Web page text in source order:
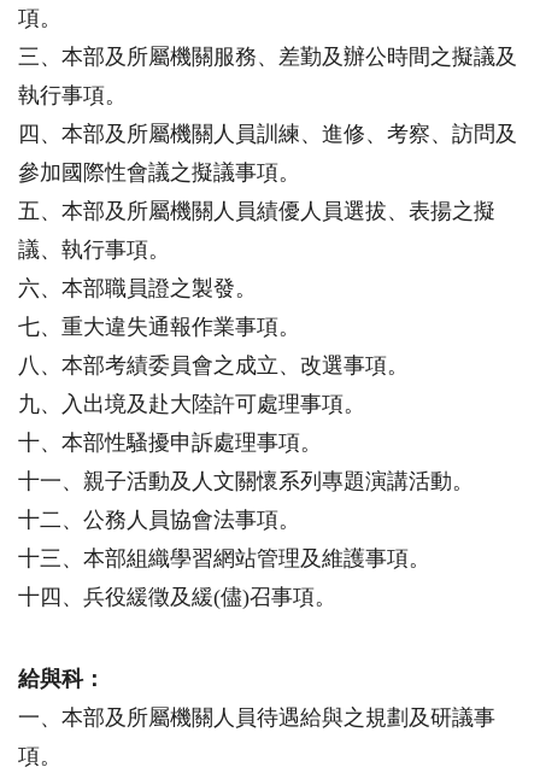
項。
三、本部及所屬機關服務、差勤及辦公時間之擬議及
執行事項。
四、本部及所屬機關人員訓練、進修、考察、訪問及
參加國際性會議之擬議事項。
五、本部及所屬機關人員績優人員選拔、表揚之擬
議、執行事項。
六、本部職員證之製發。
七、重大違失通報作業事項。
八、本部考績委員會之成立、改選事項。
九、入出境及赴大陸許可處理事項。
十、本部性騷擾申訴處理事項。
十一、親子活動及人文關懷系列專題演講活動。
十二、公務人員協會法事項。
十三、本部組織學習網站管理及維護事項。
十四、兵役緩徵及緩(儘)召事項。
給與科：
一、本部及所屬機關人員待遇給與之規劃及研議事
項。